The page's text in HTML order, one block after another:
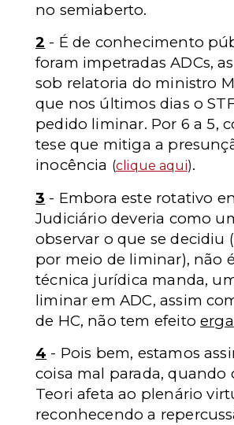
no semiaberto.
2 - É de conhecimento
foram impetradas ADCs,
sob relatoria do ministro
que nos últimos dias o
pedido liminar. Por 6 a 5,
tese que mitiga a
inocência (clique aqui).
3 - Embora este rotativo
Judiciário deveria como
observar o que se decidiu
por meio de liminar), não
técnica jurídica manda,
liminar em ADC, assim
de HC, não tem efeitoerga
4 - Pois bem, estamos
coisa mal parada, quando
Teori afeta ao plenário
reconhecendo a